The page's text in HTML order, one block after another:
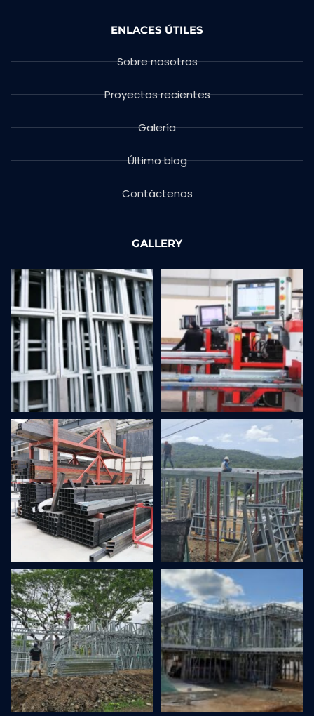
ENLACES ÚTILES
Sobre nosotros
Proyectos recientes
Galería
Último blog
Contáctenos
GALLERY